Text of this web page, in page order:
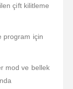
çift kilitleme
program için
mod ve bellek